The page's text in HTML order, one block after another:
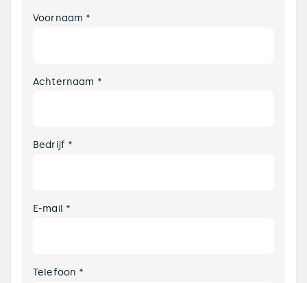
Voornaam *
Achternaam *
Bedrijf *
E-mail *
Telefoon *